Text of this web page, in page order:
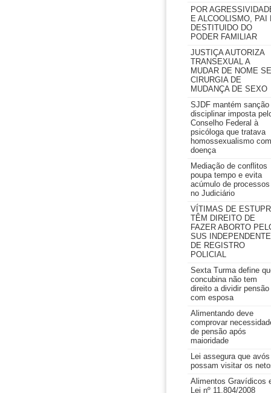
POR
E ALCOOLISMO, PAI
DESTITUIDO DO
PODER FAMILIAR
JUSTIÇA AUTORIZA
TRANSEXUAL A
MUDAR DE NOME
CIRURGIA DE
MUDANÇA DE SEXO
SJDF mantém sanção
disciplinar imposta
Conselho Federal à
psicóloga que tratava
homossexualismo
doença
Mediação de conflitos
poupa tempo e evita
acúmulo de processos
no Judiciário
VÍTIMAS DE
TÊM DIREITO DE
FAZER ABORTO
SUS INDEPENDENTE
DE REGISTRO
POLICIAL
Sexta Turma define
concubina não tem
direito a dividir pensão
com esposa
Alimentando deve
comprovar
de pensão após
maioridade
Lei assegura que avós
possam visitar os
Alimentos Gravídicos
Lei nº 11.804/2008